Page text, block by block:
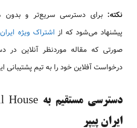
نکته: برای دسترسی سریع‌تر و بدون
پیشنهاد می‌شود که از اشتراک ویژه
صورتی که مقاله موردنظر آنلاین در
درخواست آفلاین خود را به تیم پشتیبانی
ایران پیپر